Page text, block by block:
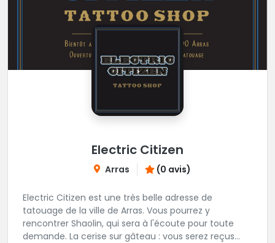
Electric Citizen
Arras (0 avis)
Electric Citizen est une très belle adresse de
tatouage de la ville de Arras. Vous pourrez y
rencontrer Shaolin, qui sera à l'écoute pour toute
demande. La cerise sur gâteau : vous serez reçus